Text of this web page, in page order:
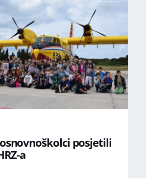
posjetili
a